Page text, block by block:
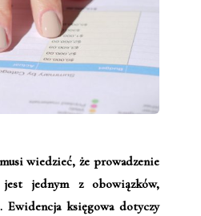
wiedzieć, że prowadzenie
jednym z obowiązków,
księgowa dotyczy